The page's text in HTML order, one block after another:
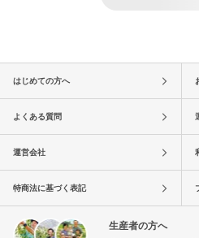
はじめての方へ
よくある質問
運営会社
特商法に基づく表記
生産者の方へ